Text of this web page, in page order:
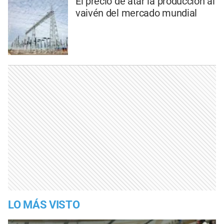
vaivén del mercado mundial
LO MÁS VISTO